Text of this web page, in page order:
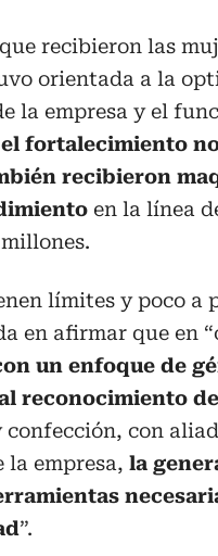
recibieron las
orientada a la
la empresa y el
fortalecimiento
recibieron
en la línea
límites y poco a
en afirmar que en
un enfoque de
reconocimiento
confección, con
la empresa, la
”.